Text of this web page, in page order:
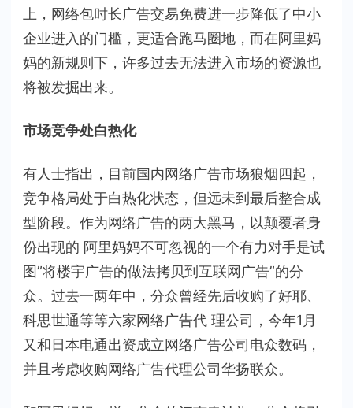
上，网络包时长广告交易免费进一步降低了中小
企业进入的门槛，更适合跑马圈地，而在阿里妈
妈的新规则下，许多过去无法进入市场的资源也
将被发掘出来。
市场竞争处白热化
有人士指出，目前国内网络广告市场狼烟四起，
竞争格局处于白热化状态，但远未到最后整合成
型阶段。作为网络广告的两大黑马，以颠覆者身
份出现的 阿里妈妈不可忽视的一个有力对手是试
图”将楼宇广告的做法拷贝到互联网广告”的分
众。过去一两年中，分众曾经先后收购了好耶、
科思世通等等六家网络广告代 理公司，今年1月
又和日本电通出资成立网络广告公司电众数码，
并且考虑收购网络广告代理公司华扬联众。